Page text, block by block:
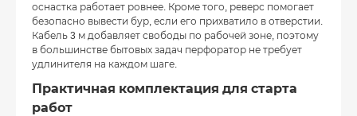
оснастка работает ровнее. Кроме того, реверс помогает
безопасно вывести бур, если его прихватило в отверстии.
Кабель 3 м добавляет свободы по рабочей зоне, поэтому
в большинстве бытовых задач перфоратор не требует
удлинителя на каждом шаге.
Практичная комплектация для старта
работ